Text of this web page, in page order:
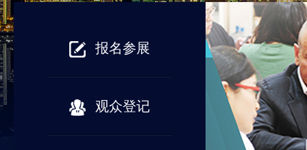
报名参展
观众登记